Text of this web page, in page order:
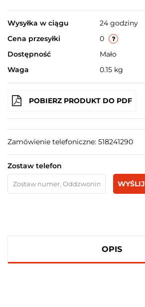
Wysyłka w ciągu
24 godziny
Cena przesyłki
0
Dostępność
Mało
Waga
0.15 kg
POBIERZ PRODUKT DO PDF
Zamówienie telefoniczne: 518241290
Zostaw telefon
WYŚLIJ
OPIS